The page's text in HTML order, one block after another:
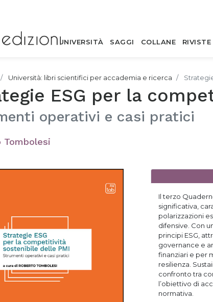
UNIVERSITÀ SAGGI COLLANE RIVISTE
Università: libri scientifici per accademia e ricerca
ESG per la
operativi e casi pratici
Tombolesi
Il terzo
significativa,
polarizzazioni
difensive. Con
principi ESG,
governance e
finanziari e per
resilienza.
confronto tra
l’obiettivo di
normativa.